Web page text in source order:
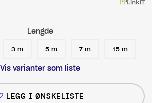
Lengde
3 m 5 m 7 m 15 m
Vis varianter som liste
LEGG I ØNSKELISTE